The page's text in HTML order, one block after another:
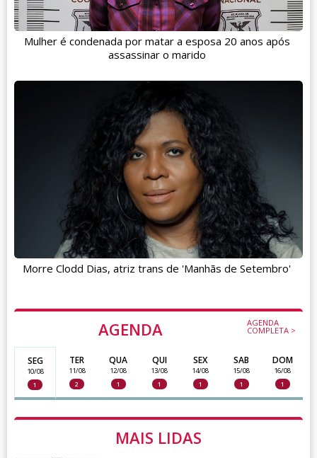
Mulher é condenada por matar a esposa 20 anos após
assassinar o marido
Morre Clodd Dias, atriz trans de 'Manhãs de Setembro'
AGENDA AGENDA
COMPLETA >
SEG
10/08
1
TER
11/08
2
QUA
12/08
1
QUI
13/08
1
SEX
14/08
1
SAB
15/08
1
DOM
16/08
1
MAIS LIDAS